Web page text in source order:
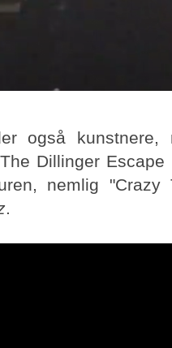
også
Dillinger
nemlig "Crazy
.